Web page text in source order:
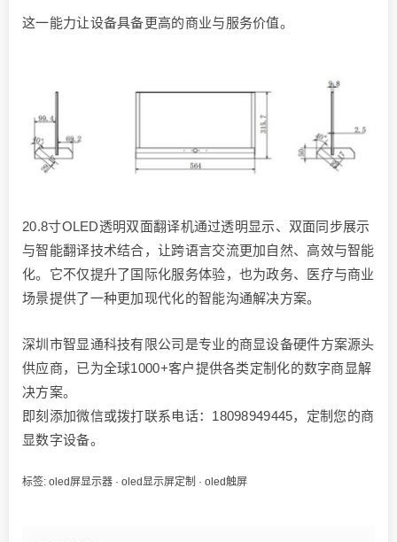
这一能力让设备具备更高的商业与服务价值。
20.8寸OLED透明双面翻译机通过透明显示、双面同步展示
与智能翻译技术结合，让跨语言交流更加自然、高效与智能
化。它不仅提升了国际化服务体验，也为政务、医疗与商业
场景提供了一种更加现代化的智能沟通解决方案。
深圳市智显通科技有限公司是专业的商显设备硬件方案源头
供应商，已为全球1000+客户提供各类定制化的数字商显解
决方案。
即刻添加微信或拨打联系电话：18098949445，定制您的商
显数字设备。
标签: oled屏显示器 · oled显示屏定制 · oled触屏